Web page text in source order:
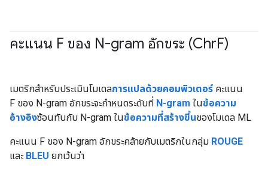
คะแนน F ของ N-gram อักขระ (ChrF)
เมตริกสำหรับประเมินโมเดลการแปลด้วยคอมพิวเตอร์ คะแนน
F ของ N-gram อักขระจะกำหนดระดับที่ N-gram ในข้อความ
อ้างอิงซ้อนทับกับ N-gram ในข้อความที่สร้างขึ้นของโมเดล ML
คะแนน F ของ N-gram อักขระคล้ายกับเมตริกในกลุ่ม ROUGE
และ BLEU ยกเว้นว่า